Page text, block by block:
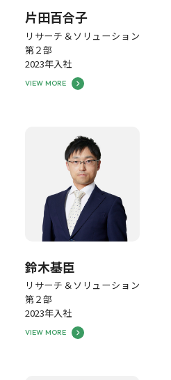
片田百合子
リサーチ＆ソリューション
第２部
2023年入社
VIEW MORE
鈴木基臣
リサーチ＆ソリューション
第２部
2023年入社
VIEW MORE